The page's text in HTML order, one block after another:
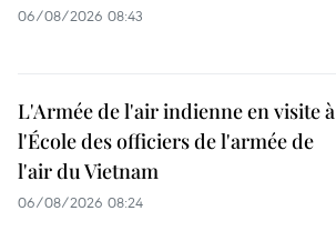
06/08/2026 08:43
L'Armée de l'air indienne en visite à
l'École des officiers de l'armée de
l'air du Vietnam
06/08/2026 08:24